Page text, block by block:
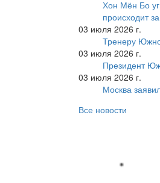
Хон Мён Бо
происходит
03 июля 2026 г.
Тренеру
03 июля 2026 г.
Президент
03 июля 2026 г.
Москва
Все новости